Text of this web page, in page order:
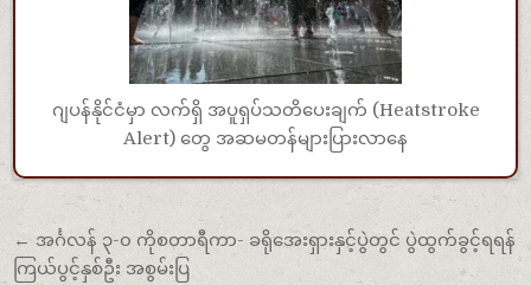
ဂျပန်နိုင်ငံမှာ လက်ရှိ အပူရှပ်သတိပေးချက် (Heatstroke
Alert) တွေ အဆမတန်များပြားလာနေ
Post navigation
← အင်္ဂလန် ၃-၀ ကိုစတာရီကာ- ခရိုအေးရှားနှင့်ပွဲတွင် ပွဲထွက်ခွင့်ရရန်
ကြယ်ပွင့်နှစ်ဦး အစွမ်းပြ